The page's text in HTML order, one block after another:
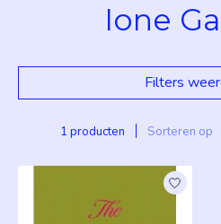
Ione
Filters
1 producten Sorteren op